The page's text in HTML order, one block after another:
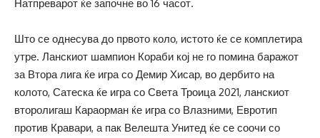
Натпреварот ќе започне во 16 часот.
Што се однесува до првото коло, истото ќе се комплетира
утре. Ланскиот шампион Кораби кој не го помина баражот
за Втора лига ќе игра со Демир Хисар, во дербито на
колото, Сатеска ќе игра со Света Троица 2021, ланскиот
второлигаш Караорман ќе игра со Влазними, Евротип
против Кравари, а пак Велешта Унитед ќе се соочи со